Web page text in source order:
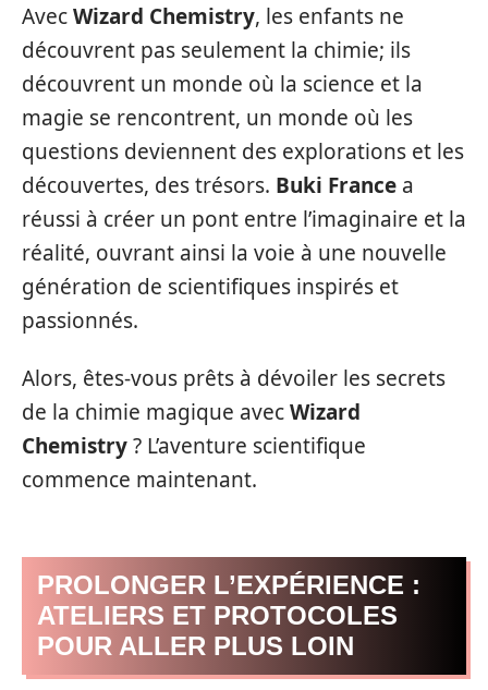
AvecWizard Chemistry, les enfants ne
découvrent pas seulement la chimie; ils
découvrent un monde où la science et la
magie se rencontrent, un monde où les
questions deviennent des explorations et les
découvertes, des trésors. Buki France a
réussi à créer un pont entre l’imaginaire et la
réalité, ouvrant ainsi la voie à une nouvelle
génération de scientifiques inspirés et
passionnés.
Alors, êtes-vous prêts à dévoiler les secrets
de la chimie magique avecWizard
Chemistry? L’aventure scientifique
commence maintenant.
PROLONGER L’EXPÉRIENCE :
ATELIERS ET PROTOCOLES
POUR ALLER PLUS LOIN